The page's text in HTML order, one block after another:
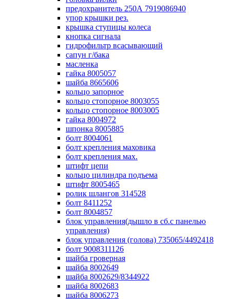
предохранитель 250А 7919086940
упор крышки рез.
крышка ступицы колеса
кнопка сигнала
гидрофильтр всасывающий
сапун г/бака
масленка
гайка 8005057
шайба 8665606
кольцо запорное
кольцо стопорное 8003055
кольцо стопорное 8003005
гайка 8004972
шпонка 8005885
болт 8004061
болт крепления маховика
болт крепления мах.
штифт цепи
кольцо цилиндра подъема
штифт 8005465
ролик шлангов 314528
болт 8411252
болт 8004857
блок управления(дышло в сб.с панелью
управления)
блок управления (голова) 735065/4492418
болт 9008311126
шайба гроверная
шайба 8002649
шайба 8002629/8344922
шайба 8002683
шайба 8006273